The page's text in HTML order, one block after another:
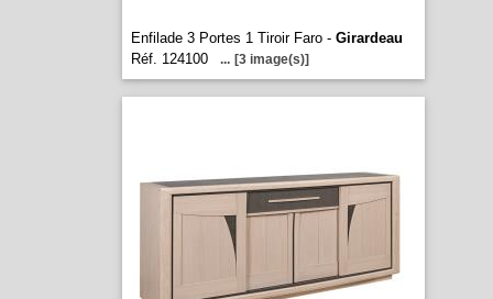
Enfilade 3 Portes 1 Tiroir Faro - Girardeau
Réf. 124100
... [3 image(s)]